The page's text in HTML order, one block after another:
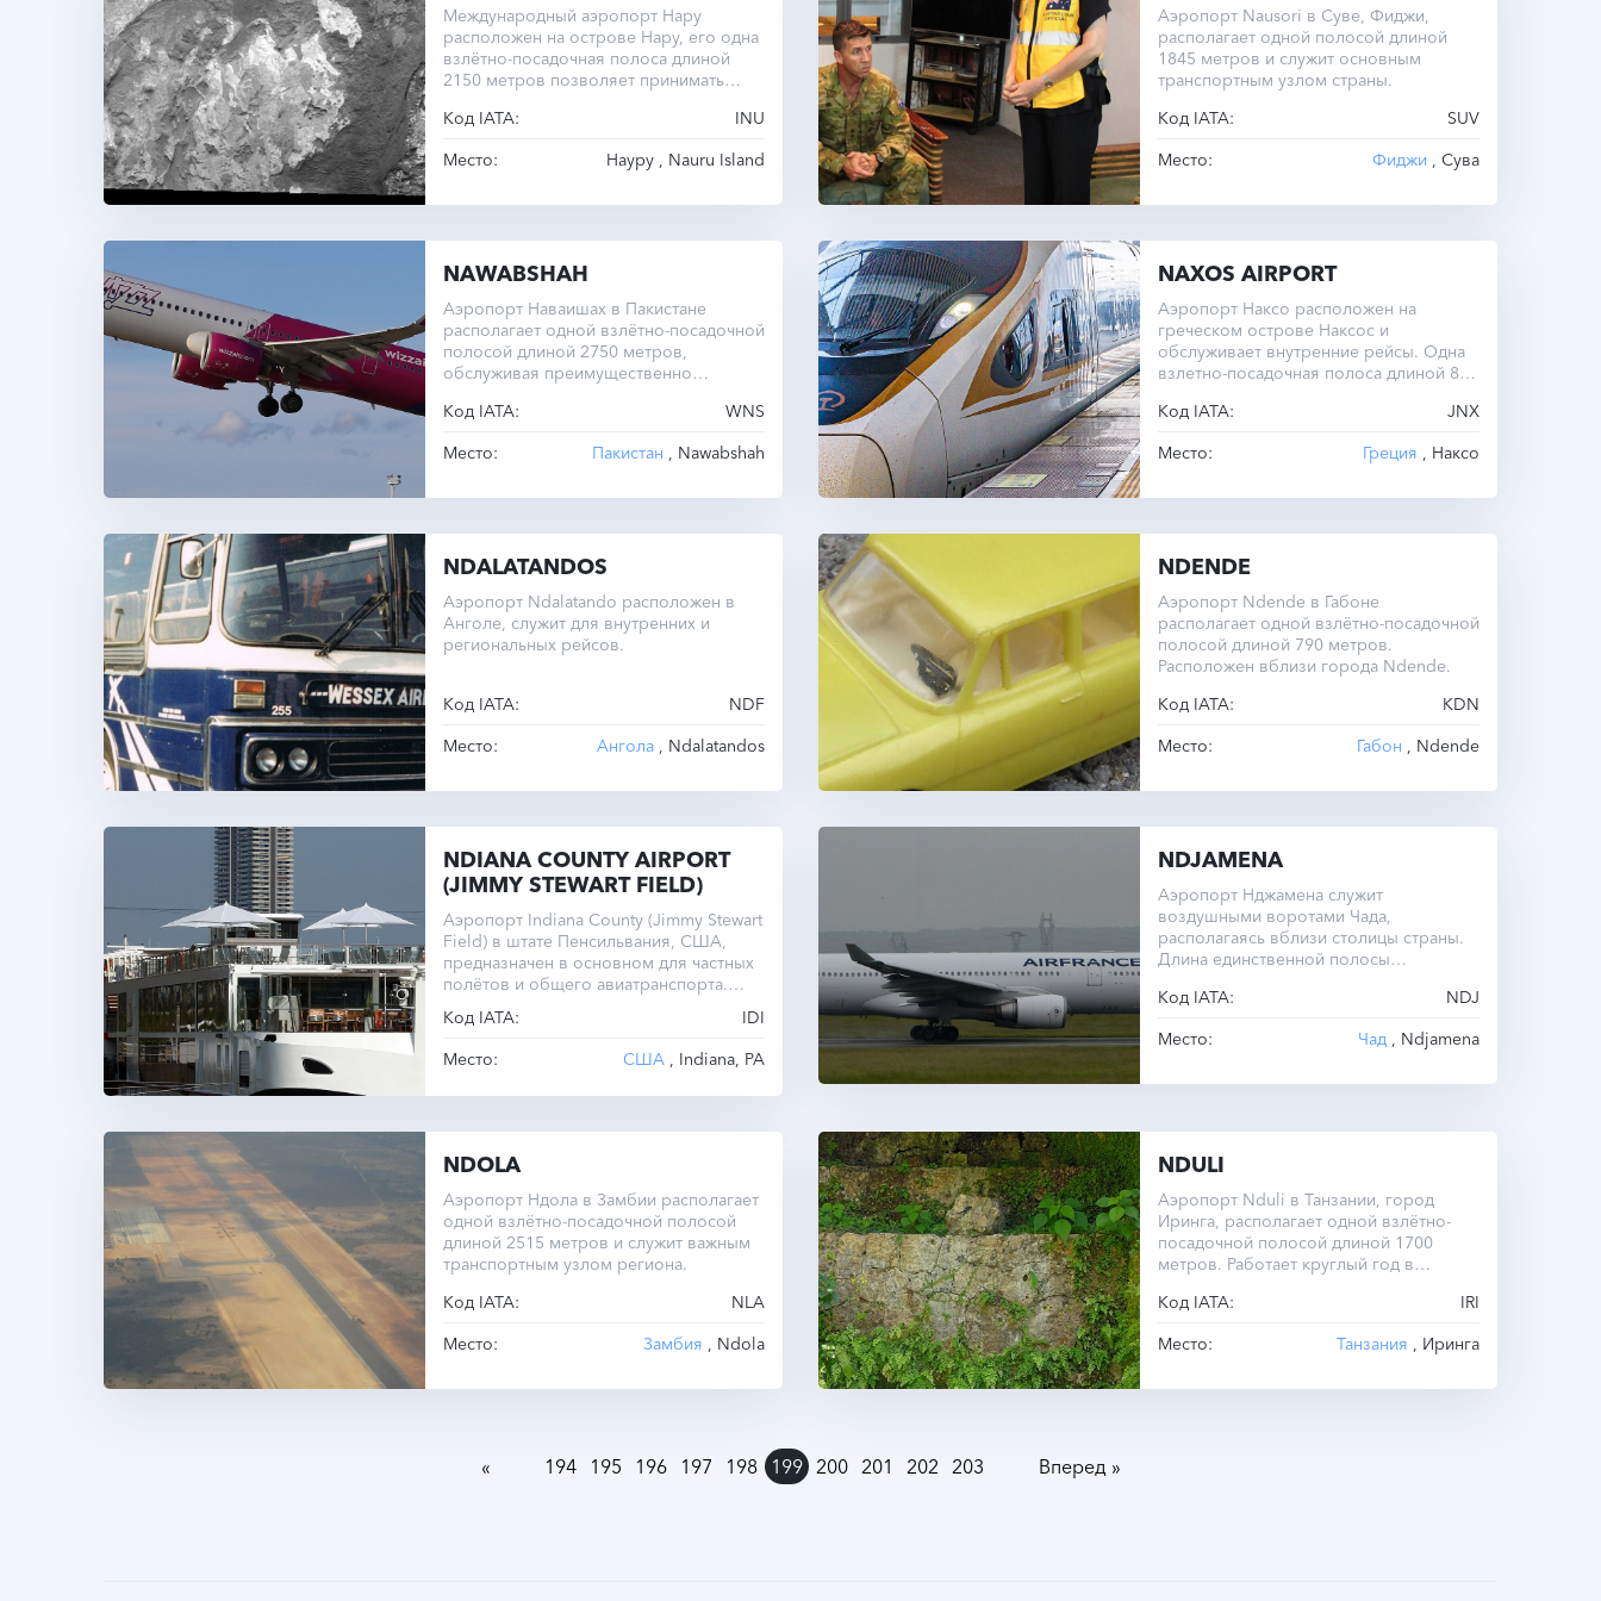
Международный аэропорт Нару
расположен на острове Нару, его одна
взлётно-посадочная полоса длиной
2150 метров позволяет принимать
Код IATA:
INU
Место:
Науру , Nauru Island
Аэропорт Nausori в Суве, Фиджи,
располагает одной полосой длиной
1845 метров и служит основным
транспортным узлом страны.
Код IATA:
SUV
Место:
Фиджи , Сува
NAWABSHAH
Аэропорт Наваишах в Пакистане
располагает одной взлётно-посадочной
полосой длиной 2750 метров,
обслуживая преимущественно
Код IATA:
WNS
Место:
Пакистан , Nawabshah
NAXOS AIRPORT
Аэропорт Наксо расположен на
греческом острове Наксос и
обслуживает внутренние рейсы. Одна
взлетно-посадочная полоса длиной 800
воздушных судов.
Код IATA:
JNX
Место:
Греция , Наксо
NDALATANDOS
Аэропорт Ndalatando расположен в
Анголе, служит для внутренних и
региональных рейсов.
Код IATA:
NDF
Место:
Ангола , Ndalatandos
NDENDE
Аэропорт Ndende в Габоне
располагает одной взлётно-посадочной
полосой длиной 790 метров.
Расположен вблизи города Ndende.
Код IATA:
KDN
Место:
Габон , Ndende
NDIANA COUNTY AIRPORT
(JIMMY STEWART FIELD)
Аэропорт Indiana County (Jimmy Stewart
Field) в штате Пенсильвания, США,
предназначен в основном для частных
полётов и общего авиатранспорта.
длиной 1220 метров ограничивает
размеры обслуживаемых самолётов.
Код IATA:
IDI
Место:
США , Indiana, PA
NDJAMENA
Аэропорт Нджамена служит
воздушными воротами Чада,
располагаясь вблизи столицы страны.
Длина единственной полосы
Код IATA:
NDJ
Место:
Чад , Ndjamena
NDOLA
Аэропорт Ндола в Замбии располагает
одной взлётно-посадочной полосой
длиной 2515 метров и служит важным
транспортным узлом региона.
Код IATA:
NLA
Место:
Замбия , Ndola
NDULI
Аэропорт Nduli в Танзании, город
Иринга, располагает одной взлётно-
посадочной полосой длиной 1700
метров. Работает круглый год в
Код IATA:
IRI
Место:
Танзания , Иринга
« 194 195 196 197 198 199 200 201 202 203 »